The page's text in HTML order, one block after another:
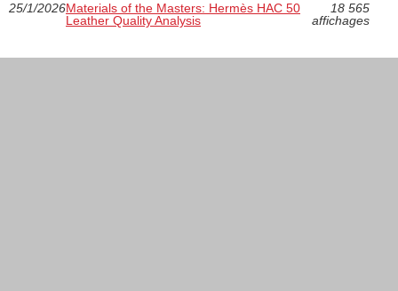
25/1/2026Materials of the Masters: Hermès HAC 50
Leather Quality Analysis
18 565
affichages